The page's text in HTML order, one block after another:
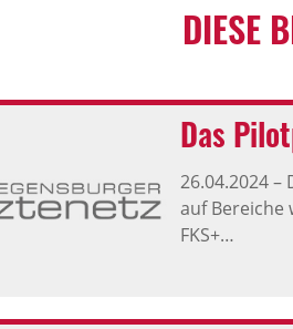
DIESE
Das
26.04.2024–
auf Bereiche
FKS+…